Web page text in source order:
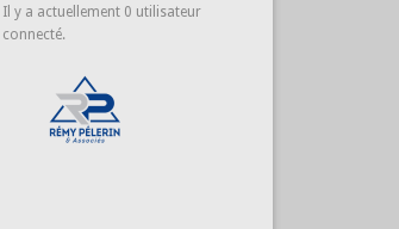
Il y a actuellement 0 utilisateur
connecté.